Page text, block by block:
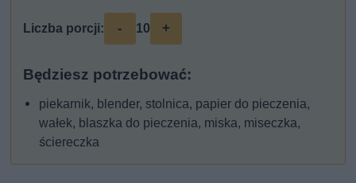
Liczba porcji: - 10 +
Będziesz potrzebować:
piekarnik, blender, stolnica, papier do pieczenia,
wałek, blaszka do pieczenia, miska, miseczka,
ściereczka